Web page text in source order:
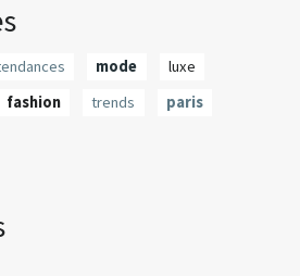
mode
luxe
fashion trends paris